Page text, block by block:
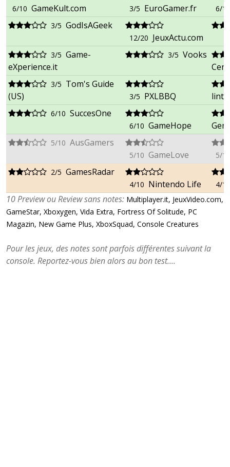
6/10 GameKult.com 3/5 EuroGamer.fr
6/10
3/5 GodIsAGeek
12/20 JeuxActu.com
3/5 Game-
eXperience.it
3/5 Vooks
3/5 Tom's Guide
(US)
3/5 PXLBBQ lint
6/10 SuccesOne
6/10 GameHope
5/10 AusGamers
5/10 GameLove
5/10
2/5 GamesRadar
4/10 Nintendo Life 4/10
10 Preview ou Review sans notes: Multiplayer.it, JeuxVideo.com,
GameStar, Xboxygen, Vida Extra, Fortress Of Solitude, PC
Magazin, New Game Plus, XboxSquad, Console Creatures
Pour les jeux, des notes sont parfois différentes suivant la
console. Reportez-vous bien alors au bon test....